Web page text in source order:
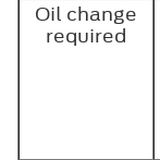
Oil change
required